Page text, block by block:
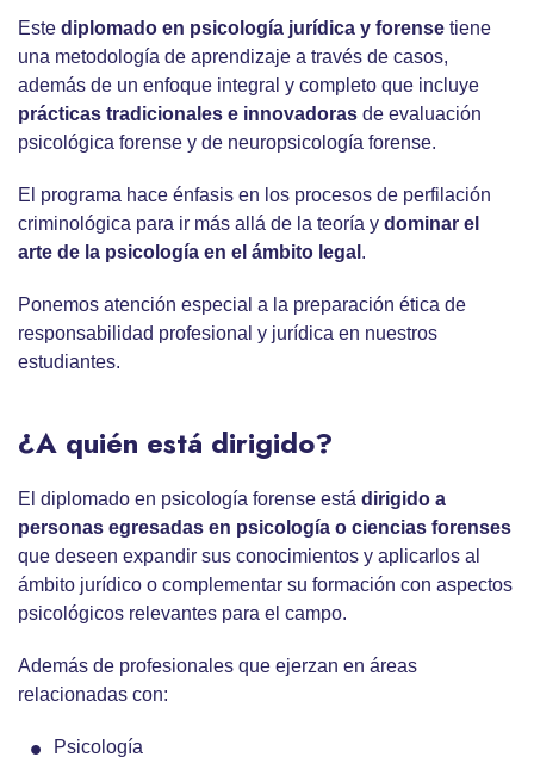
Este diplomado en psicología jurídica y forense tiene
una metodología de aprendizaje a través de casos,
además de un enfoque integral y completo que incluye
prácticas tradicionales e innovadoras de evaluación
psicológica forense y de neuropsicología forense.
El programa hace énfasis en los procesos de perfilación
criminológica para ir más allá de la teoría y dominar el
arte de la psicología en el ámbito legal .
Ponemos atención especial a la preparación ética de
responsabilidad profesional y jurídica en nuestros
estudiantes.
¿A quién está dirigido?
El diplomado en psicología forense está dirigido a
personas egresadas en psicología o ciencias forenses
que deseen expandir sus conocimientos y aplicarlos al
ámbito jurídico o complementar su formación con aspectos
psicológicos relevantes para el campo.
Además de profesionales que ejerzan en áreas
relacionadas con:
Psicología